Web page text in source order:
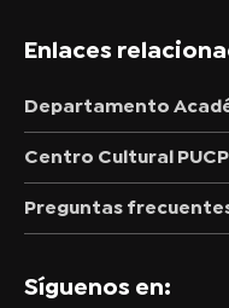
Enlaces
Departamento
Centro Cultural PUCP
Preguntas
Síguenos en: